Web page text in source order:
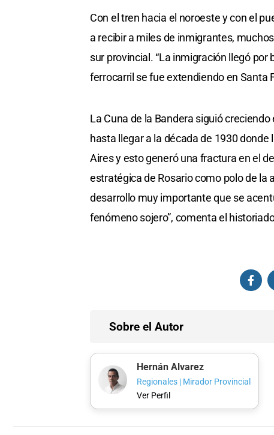
Con el tren hacia el noroeste y con el
a recibir a miles de inmigrantes,
sur provincial. “La inmigración llegó
ferrocarril se fue extendiendo en Santa
La Cuna de la Bandera siguió
hasta llegar a la década de 1930
Aires y esto generó una fractura en el
estratégica de Rosario como polo de la
desarrollo muy importante que se
fenómeno sojero”, comenta el
Sobre el Autor
Hernán Alvarez
Regionales | Mirador Provincial
Ver Perfil